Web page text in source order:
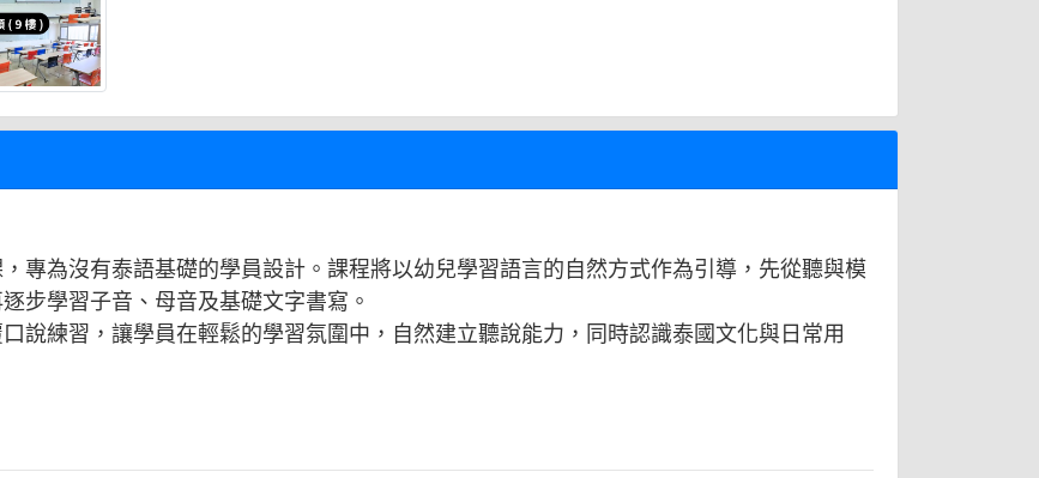
專為沒有泰語基礎的學員設計。課程將以幼兒學習語言的自然方式作為引導，先從聽與模
步學習子音、母音及基礎文字書寫。
說練習，讓學員在輕鬆的學習氛圍中，自然建立聽說能力，同時認識泰國文化與日常用